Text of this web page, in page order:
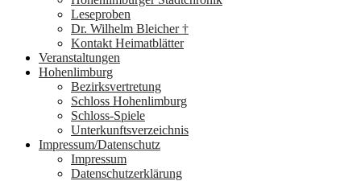
Leseproben
Dr. Wilhelm Bleicher †
Kontakt Heimatblätter
Veranstaltungen
Hohenlimburg
Bezirksvertretung
Schloss Hohenlimburg
Schloss-Spiele
Unterkunftsverzeichnis
Impressum/Datenschutz
Impressum
Datenschutzerklärung